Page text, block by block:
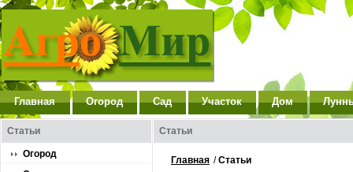
Главная Огород Сад Участок Дом
Статьи
Огород
Статьи
Главная /Статьи